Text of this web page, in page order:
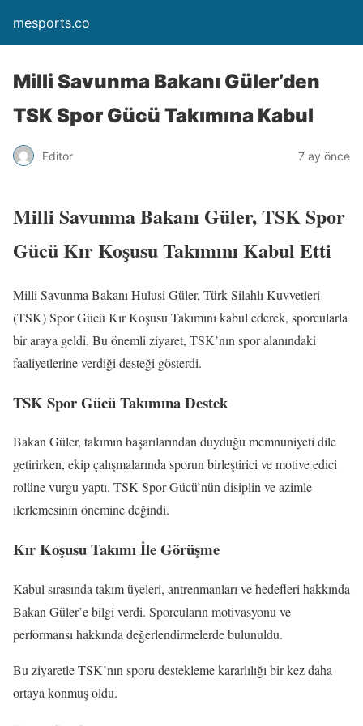
mesports.co
Milli Savunma Bakanı Güler’den
TSK Spor Gücü Takımına Kabul
Editor 7 ay önce
Milli Savunma Bakanı Güler, TSK Spor
Gücü Kır Koşusu Takımını Kabul Etti
Milli Savunma Bakanı Hulusi Güler, Türk Silahlı Kuvvetleri
(TSK) Spor Gücü Kır Koşusu Takımını kabul ederek, sporcularla
bir araya geldi. Bu önemli ziyaret, TSK’nın spor alanındaki
faaliyetlerine verdiği desteği gösterdi.
TSK Spor Gücü Takımına Destek
Bakan Güler, takımın başarılarından duyduğu memnuniyeti dile
getirirken, ekip çalışmalarında sporun birleştirici ve motive edici
rolüne vurgu yaptı. TSK Spor Gücü’nün disiplin ve azimle
ilerlemesinin önemine değindi.
Kır Koşusu Takımı İle Görüşme
Kabul sırasında takım üyeleri, antrenmanları ve hedefleri hakkında
Bakan Güler’e bilgi verdi. Sporcuların motivasyonu ve
performansı hakkında değerlendirmelerde bulunuldu.
Bu ziyaretle TSK’nın sporu destekleme kararlılığı bir kez daha
ortaya konmuş oldu.